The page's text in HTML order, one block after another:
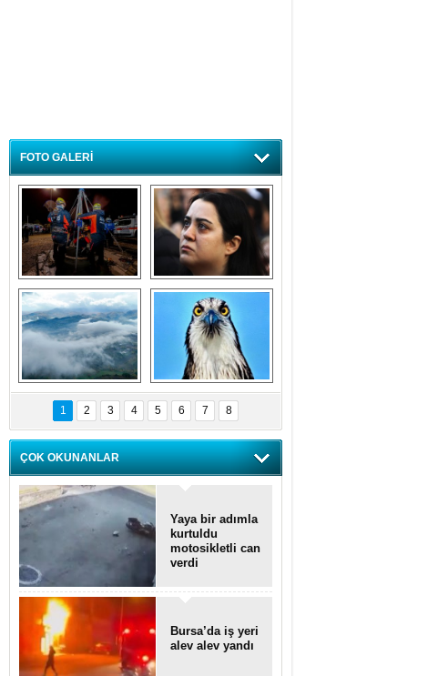
FOTO GALERİ
Bursa'da deprem
tatbikatı gerçeğini
aratmadı
Özlem ve minnetle
anıyoruz
Bursa'dan
büyüleyen
fotoğraflar
Balık Kartalı
Bursa’da
görüntülendi
1 2 3 4 5 6 7 8
ÇOK OKUNANLAR
Yaya bir adımla
kurtuldu
motosikletli can
verdi
Bursa’da iş yeri
alev alev yandı